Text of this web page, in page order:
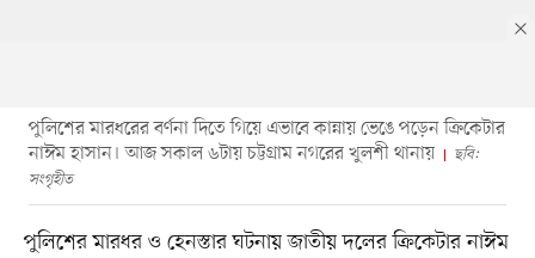
পুলিশের মারধরের বর্ণনা দিতে গিয়ে এভাবে কান্নায় ভেঙে পড়েন ক্রিকেটার
নাঈম হাসান। আজ সকাল ৬টায় চট্টগ্রাম নগরের খুলশী থানায়
ছবি:
সংগৃহীত
পুলিশের মারধর ও হেনস্তার ঘটনায় জাতীয় দলের ক্রিকেটার নাঈম